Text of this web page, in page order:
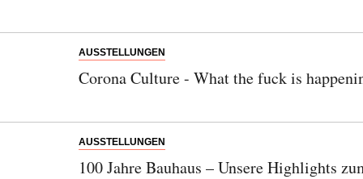
AUSSTELLUNGEN
Corona Culture - What the fuck is
AUSSTELLUNGEN
100 Jahre Bauhaus – Unsere Highlights